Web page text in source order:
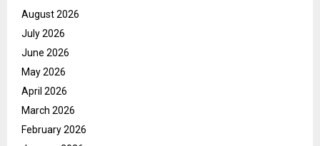
August 2026
July 2026
June 2026
May 2026
April 2026
March 2026
February 2026